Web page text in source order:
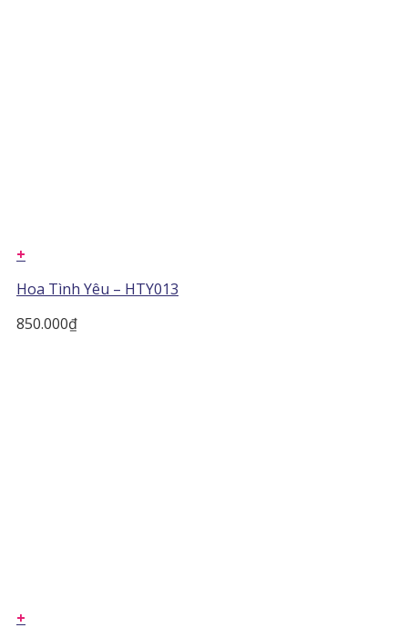
+
Hoa Tình Yêu – HTY013
850.000₫
+